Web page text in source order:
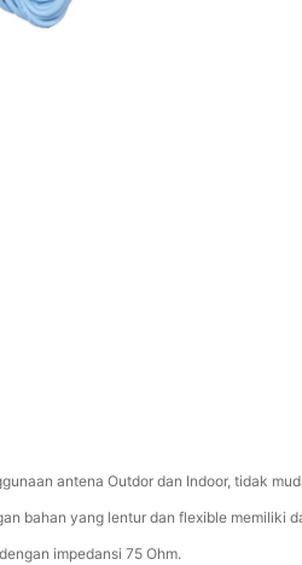
antena Outdor dan Indoor, tidak
bahan yang lentur dan flexible memiliki
impedansi 75 Ohm.